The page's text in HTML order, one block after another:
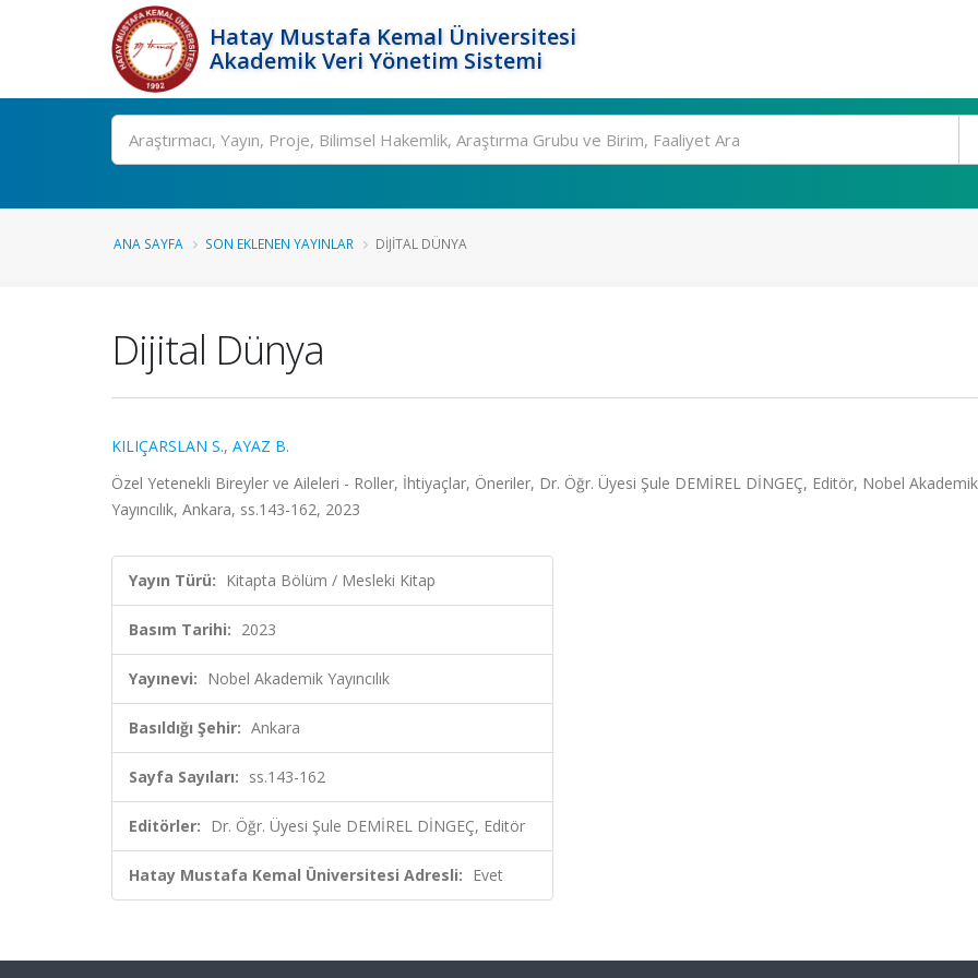
Hatay Mustafa Kemal Üniversitesi
Akademik Veri Yönetim Sistemi
Ara
ANA SAYFA SON EKLENEN YAYINLAR DIJITAL DÜNYA
Dijital Dünya
KILIÇARSLAN S., AYAZ B.
Özel Yetenekli Bireyler ve Aileleri - Roller, İhtiyaçlar, Öneriler, Dr. Öğr. Üyesi Şule DEMİREL DİNGEÇ, Editör, Nobel Akademik
Yayıncılık, Ankara, ss.143-162, 2023
Yayın Türü: Kitapta Bölüm / Mesleki Kitap
Basım Tarihi: 2023
Yayınevi: Nobel Akademik Yayıncılık
Basıldığı Şehir: Ankara
Sayfa Sayıları: ss.143-162
Editörler: Dr. Öğr. Üyesi Şule DEMİREL DİNGEÇ, Editör
Hatay Mustafa Kemal Üniversitesi Adresli: Evet